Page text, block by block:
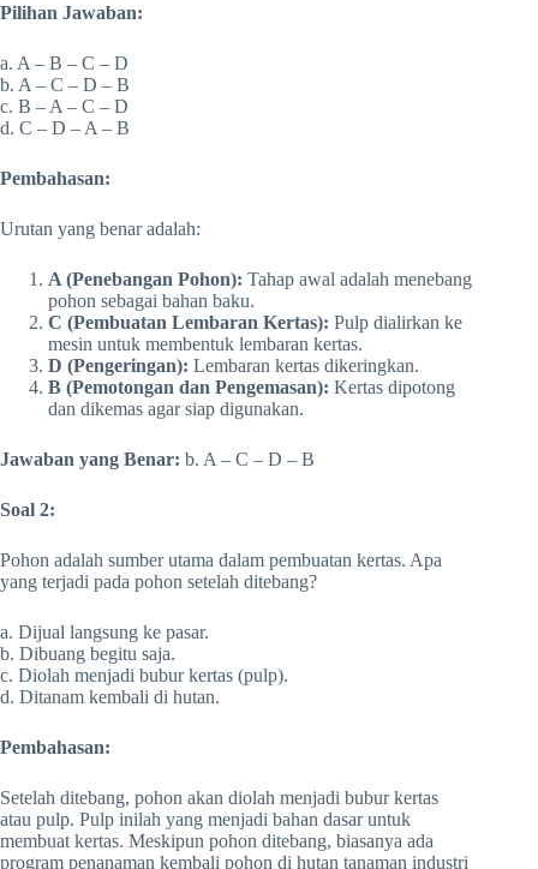
Pilihan Jawaban:
a. A – B – C – D
b. A – C – D – B
c. B – A – C – D
d. C – D – A – B
Pembahasan:
Urutan yang benar adalah:
A (Penebangan Pohon): Tahap awal adalah menebang
pohon sebagai bahan baku.
C (Pembuatan Lembaran Kertas): Pulp dialirkan ke
mesin untuk membentuk lembaran kertas.
D (Pengeringan): Lembaran kertas dikeringkan.
B (Pemotongan dan Pengemasan): Kertas dipotong
dan dikemas agar siap digunakan.
Jawaban yang Benar: b. A – C – D – B
Soal 2:
Pohon adalah sumber utama dalam pembuatan kertas. Apa
yang terjadi pada pohon setelah ditebang?
a. Dijual langsung ke pasar.
b. Dibuang begitu saja.
c. Diolah menjadi bubur kertas (pulp).
d. Ditanam kembali di hutan.
Pembahasan:
Setelah ditebang, pohon akan diolah menjadi bubur kertas
atau pulp. Pulp inilah yang menjadi bahan dasar untuk
membuat kertas. Meskipun pohon ditebang, biasanya ada
program penanaman kembali pohon di hutan tanaman industri